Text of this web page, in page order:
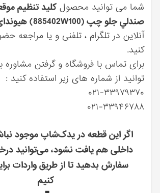
شما می توانید محصولكليد تنظيم
صندلي جلو چپ (885402W100) هیوندای
آنلاین در تلگرام ، تلفنی و یا مراجعه
کنید.
برای تماس با فروشگاه و گرفتن مشاوره
توانید از شماره های زیر استفاده کنید :
۰۲۱-۳۳۹۷۹۳۷۰
۰۲۱-۳۳۹۴۶۷۸۸
اگر این قطعه در یدک‌شاپ موجود
داخلی هم یافت نشود، می‌توانید
سفارش بدهید تا از طریق واردات
کنیم